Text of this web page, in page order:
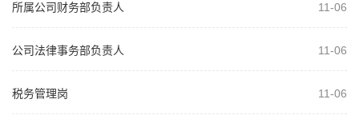
所属公司财务部负责人 11-06
公司法律事务部负责人 11-06
税务管理岗 11-06